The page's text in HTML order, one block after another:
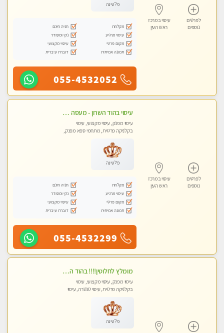
לפרטים
נוספים
עיסוי במרכז
ראש העין
פלטינה
מקלחת
חניה חינם
עיסוי מרגיע
נקי ומסודר
מקום פרטי
עיסוי מקצועי
תמונה אמיתית
דוברת עיברית
055-4532052
לפרטים
נוספים
עיסוי במרכז
ראש העין
עיסוי בהוד השרון - מעסה חדשה ואיכותית לעיסוי מרגיע ומפנק VIP-מומלץ לחלוטין! פרטי! ​​​​​​ Highly recommended
עיסוי מפנק, עיסוי מקצועי, עיסוי
בקלניקה פרטית, מתחמי ספא מפנק,
פלטינה
מקלחת
חניה חינם
עיסוי מרגיע
נקי ומסודר
מקום פרטי
עיסוי מקצועי
תמונה אמיתית
דוברת עיברית
055-4532299
מומלץ לחלוטין!!!! בהוד השרון מעסה מקצועית לעיסוי ברמה גבוהה VIP תתקשר .....
עיסוי מפנק, עיסוי מקצועי, עיסוי
בקלניקה פרטית, עיסוי טנטרה, עיסוי
פלטינה